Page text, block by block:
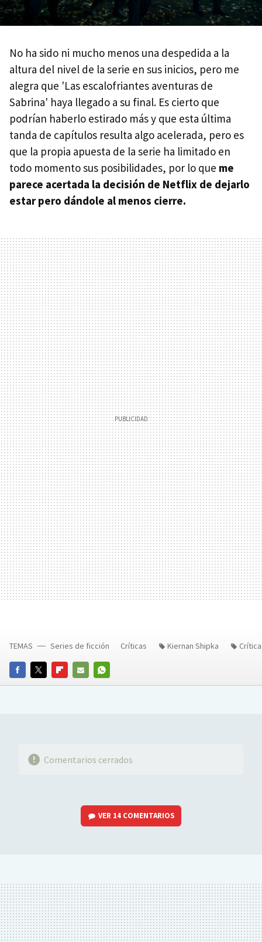
No ha sido ni mucho menos una despedida a la
altura del nivel de la serie en sus inicios, pero me
alegra que 'Las escalofriantes aventuras de
Sabrina' haya llegado a su final. Es cierto que
podrían haberlo estirado más y que esta última
tanda de capítulos resulta algo acelerada, pero es
que la propia apuesta de la serie ha limitado en
todo momento sus posibilidades, por lo que me
parece acertada la decisión de Netflix de dejarlo
estar pero dándole al menos cierre.
FACEBOOKTWITTERFLIPBOARD
E-
WHATSAPP
TEMAS Series de ficción Críticas Kiernan Shipka
Comentarios cerrados
VER 14 COMENTARIOS